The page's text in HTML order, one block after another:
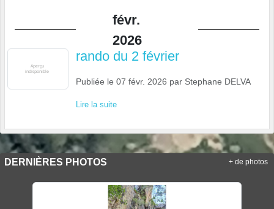
févr.
2026
rando du 2 février
Publiée le 07 févr. 2026 par Stephane DELVA
Lire la suite
DERNIÈRES PHOTOS + de photos